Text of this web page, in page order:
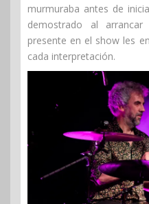
murmuraba antes de
demostrado al
presente en el show les
cada interpretación.